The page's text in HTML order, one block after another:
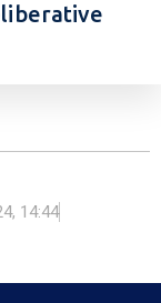
14:44